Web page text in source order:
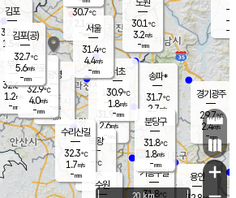
과천
31.9℃
2.6m/s
- mm
용인
경기광주
29.7℃
2.4m/s
-mm
-
-m/
-
의왕
- ℃
m/s
mm
김포
32.9℃
1.5 m/s
mm
광명
- ℃
-m/s
-mm
부천
32.6℃
1.2m/s
-mm
구로
32.9℃
4.0m/s
-mm
30.7℃
2.1 m/s
- mm
노원
30.1℃
3.2m/s
-mm
송파*
31.7℃
2.7m/s
-mm
서초
30.9℃
1.8m/s
-mm
기흥구갈
31.8℃
수리산길
32.3℃
1.7m/s
-mm
분당구
31.8℃
1.8m/s
-mm
김포(공)
32.7℃
5.6m/s
-mm
수원
서울
31.4℃
4.4m/s
-mm
+
20 km